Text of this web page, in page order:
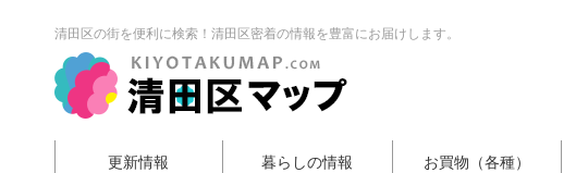
清田区の街を便利に検索！清田区密着の情報を豊富にお届けします。
更新情報 暮らしの情報 お買物（各種）